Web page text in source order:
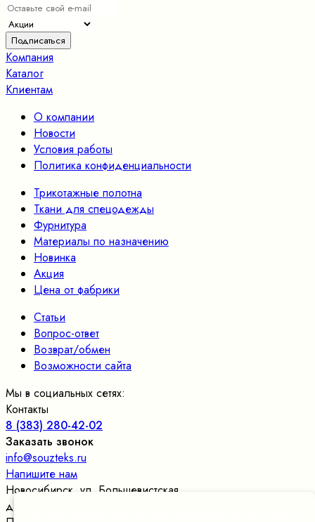
Компания
Каталог
Клиентам
О компании
Новости
Условия работы
Политика конфиденциальности
Трикотажные полотна
Ткани для спецодежды
Фурнитура
Материалы по назначению
Новинка
Акция
Цена от фабрики
Статьи
Вопрос-ответ
Возврат/обмен
Возможности сайта
Мы в социальных сетях:
Контакты
8 (383) 280-42-02
Заказать звонок
info@souzteks.ru
Напишите нам
Новосибирск ул. Большевистская,
д.177/24, оф.109